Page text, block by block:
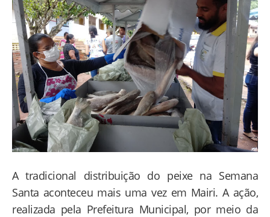
A tradicional distribuição do peixe na Semana
Santa aconteceu mais uma vez em Mairi. A ação,
realizada pela Prefeitura Municipal, por meio da